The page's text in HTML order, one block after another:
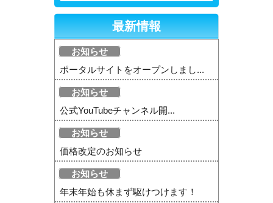
最新情報
お知らせ
ポータルサイトをオープンしまし...
お知らせ
公式YouTubeチャンネル開...
お知らせ
価格改定のお知らせ
お知らせ
年末年始も休まず駆けつけます！